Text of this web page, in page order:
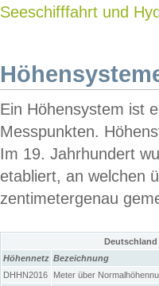
Seeschifffahrt und
Ein Höhensystem ist
Messpunkten.
Im 19. Jahrhundert
etabliert, an welchen
zentimetergenau
Höhennetz Bezeichnung
DHHN2016
Meter über